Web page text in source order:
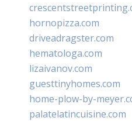
hornopizza.com
driveadragster.com
hematologa.com
lizaivanov.com
guesttinyhomes.com
home-plow-by-
palatelatincuisine.com